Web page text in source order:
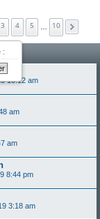
:
3 4 5 10
10:12 am
am
am
8:44 pm
3:18 am